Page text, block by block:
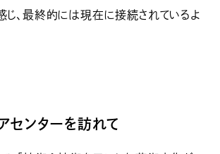
じ、最終的には現在に接続されているよ
センターを訪れて